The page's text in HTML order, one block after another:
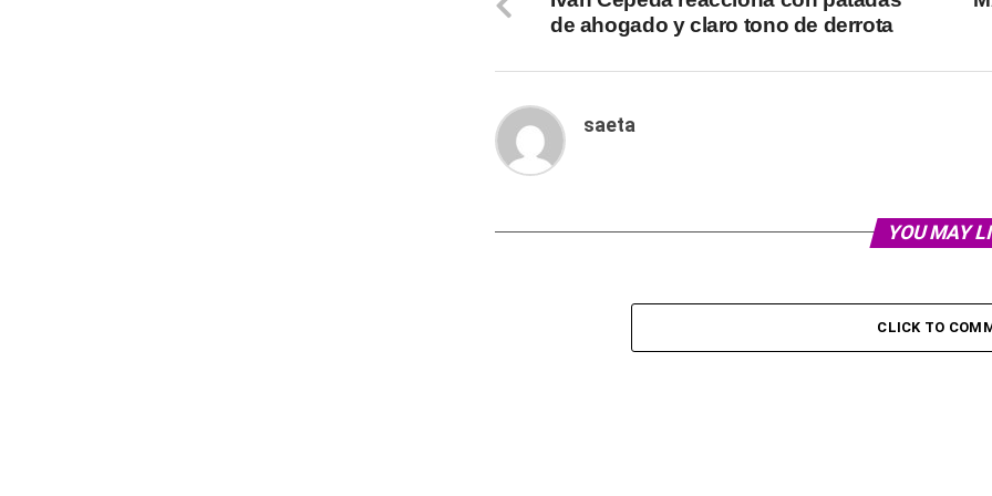
de ahogado y claro tono de derrota
saeta
YOU MAY
CLICK TO